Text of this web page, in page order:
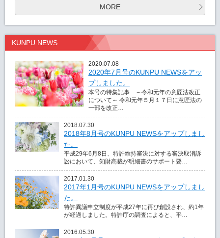
MORE
KUNPU NEWS
2020.07.08
2020年7月号のKUNPU NEWSをアッ
プしました。
本号の特集記事 ～令和元年の意匠法改正
について～ 令和元年５月１７日に意匠法の
一部を改正…
2018.07.30
2018年8月号のKUNPU NEWSをアップしまし
た。
平成29年6月8日、特許維持審決に対する審決取消訴
訟において、知財高裁が明細書のサポート要…
2017.01.30
2017年1月号のKUNPU NEWSをアップしまし
た。
特許異議申立制度が平成27年に再び創設され、約1年
が経過しました。特許庁の調査によると、平…
2016.05.30